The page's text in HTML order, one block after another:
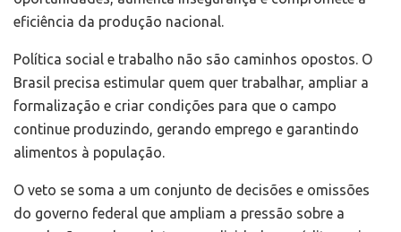
eficiência da produção nacional.
Política social e trabalho não são caminhos opostos. O
Brasil precisa estimular quem quer trabalhar, ampliar a
formalização e criar condições para que o campo
continue produzindo, gerando emprego e garantindo
alimentos à população.
O veto se soma a um conjunto de decisões e omissões
do governo federal que ampliam a pressão sobre a